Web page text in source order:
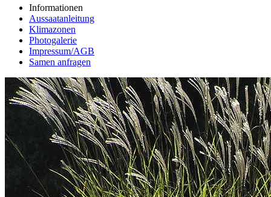
Informationen
Aussaatanleitung
Klimazonen
Photogalerie
Impressum/AGB
Samen anfragen